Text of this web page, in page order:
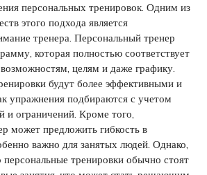
персональных тренировок. Одним из
этого подхода является
тренера. Персональный тренер
которая полностью соответствует
целям и даже графику.
будут более эффективными и
упражнения подбираются с учетом
и ограничений. Кроме того,
может предложить гибкость в
важно для занятых людей. Однако,
персональные тренировки обычно стоят